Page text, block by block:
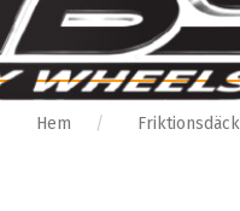
Hem Friktionsdäck